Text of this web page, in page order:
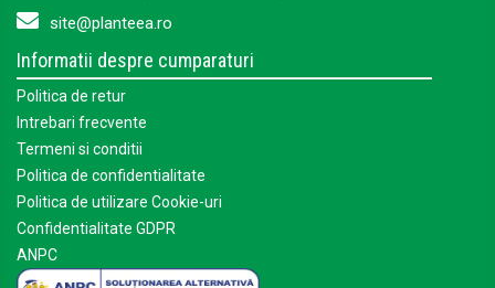
site@planteea.ro
Informatii despre cumparaturi
Politica de retur
Intrebari frecvente
Termeni si conditii
Politica de confidentialitate
Politica de utilizare Cookie-uri
Confidentialitate GDPR
ANPC